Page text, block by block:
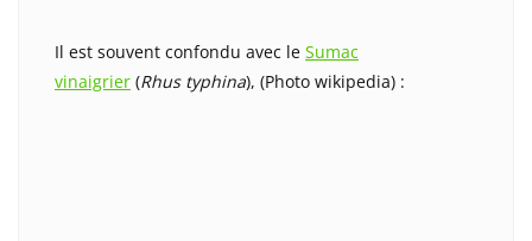
Il est souvent confondu avec le Sumac
vinaigrier (Rhus typhina), (Photo wikipedia) :